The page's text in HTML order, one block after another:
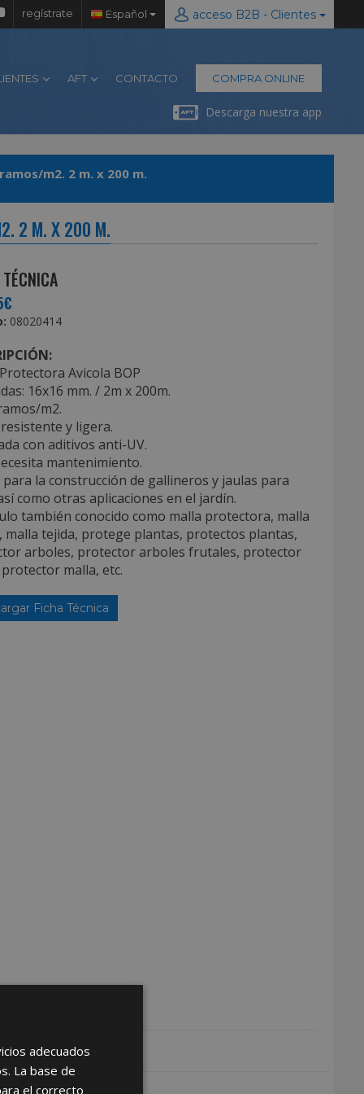
regístrate Español acceso B2B - Clientes
AFT CONTACTO COMPRA ONLINE
Descarga nuestra app
m2. 2 m. x 200 m.
2 M. X 200 M.
08020414
Avicola BOP
16x16 mm. / 2m x 200m.
m2.
y ligera.
con aditivos anti-UV.
mantenimiento.
para la construcción de gallineros y jaulas para
como otras aplicaciones en el jardín.
también conocido como malla protectora, malla
malla tejida, protege plantas, protectos plantas,
arboles, protector arboles frutales, protector
malla, etc.
Ficha Técnica
adecuados
La base de
el correcto